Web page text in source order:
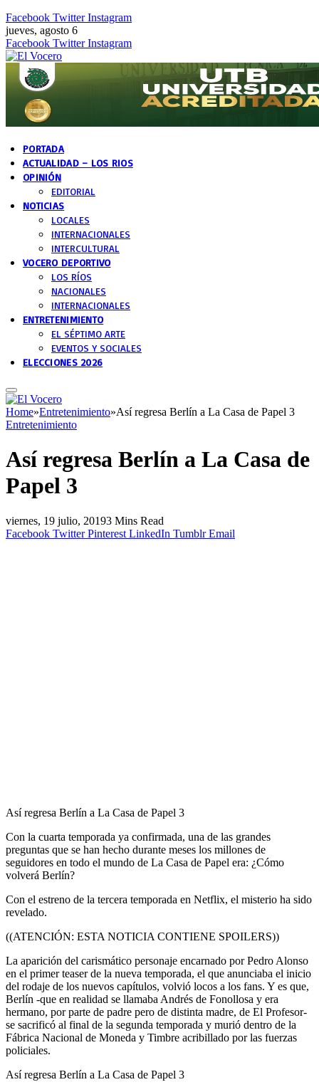
Facebook Twitter Instagram
jueves, agosto 6
Facebook Twitter Instagram
PORTADA
ACTUALIDAD – LOS RIOS
OPINIÓN
EDITORIAL
NOTICIAS
LOCALES
INTERNACIONALES
INTERCULTURAL
VOCERO DEPORTIVO
LOS RÍOS
NACIONALES
INTERNACIONALES
ENTRETENIMIENTO
EL SÉPTIMO ARTE
EVENTOS Y SOCIALES
ELECCIONES 2026
Home»Entretenimiento»Así regresa Berlín a La Casa de Papel 3
Entretenimiento
Así regresa Berlín a La Casa de
Papel 3
viernes, 19 julio, 20193 Mins Read
Facebook Twitter Pinterest LinkedIn Tumblr Email
Así regresa Berlín a La Casa de Papel 3
Con la cuarta temporada ya confirmada, una de las grandes
preguntas que se han hecho durante meses los millones de
seguidores en todo el mundo de La Casa de Papel era: ¿Cómo
volverá Berlín?
Con el estreno de la tercera temporada en Netflix, el misterio ha sido
revelado.
((ATENCIÓN: ESTA NOTICIA CONTIENE SPOILERS))
La aparición del carismático personaje encarnado por Pedro Alonso
en el primer teaser de la nueva temporada, el que anunciaba el inicio
del rodaje de los nuevos capítulos, volvió locos a los fans. Y es que,
Berlín -que en realidad se llamaba Andrés de Fonollosa y era
hermano, por parte de padre pero de distinta madre, de El Profesor-
se sacrificó al final de la segunda temporada y murió dentro de la
Fábrica Nacional de Moneda y Timbre acribillado por las fuerzas
policiales.
Así regresa Berlín a La Casa de Papel 3